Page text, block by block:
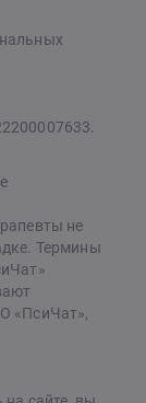
не
Термины
«ПсиЧат»,